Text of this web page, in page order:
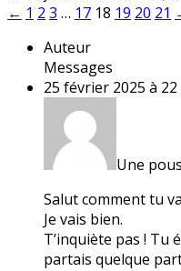
← 1 2 3 … 17 18 19 20 21
Auteur
Messages
25 février 2025 à
Une
Salut comment tu
Je vais bien.
T’inquiète pas ! Tu
partais quelque